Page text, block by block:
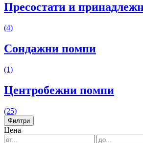
Пресостати и
(4)
Сондажни помпи
(1)
Центробежни помпи
(25)
Филтри
Цена